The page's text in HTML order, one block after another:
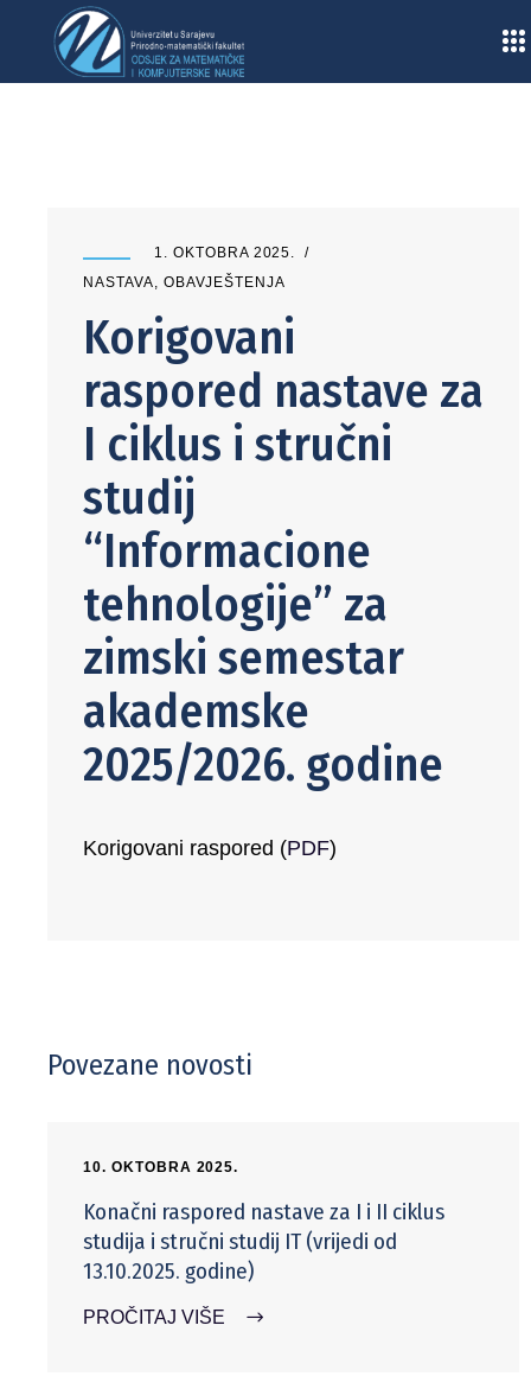
1. OKTOBRA 2025.
NASTAVA, OBAVJEŠTENJA
Korigovani
raspored nastave za
I ciklus i stručni
studij
“Informacione
tehnologije” za
zimski semestar
akademske
2025/2026. godine
Korigovani raspored (PDF)
Povezane novosti
10. OKTOBRA 2025.
Konačni raspored nastave za I i II ciklus
studija i stručni studij IT (vrijedi od
13.10.2025. godine)
PROČITAJ VIŠE